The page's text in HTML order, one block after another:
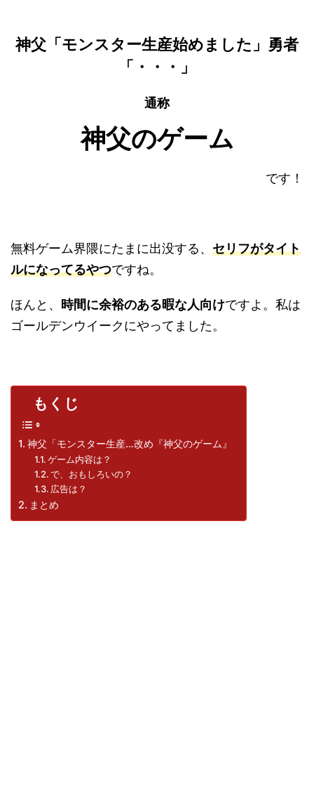
神父「モンスター生産始めました」勇者
「・・・」
通称
神父のゲーム
です！
無料ゲーム界隈にたまに出没する、 セリフがタイト
ルになってるやつですね。
ほんと、 時間に余裕のある暇な人向けですよ。私は
ゴールデンウイークにやってました。
もくじ
神父「モンスター生産…改め『神父のゲーム』
ゲーム内容は？
で、おもしろいの？
広告は？
まとめ